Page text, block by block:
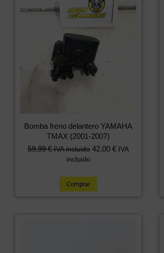
Bomba freno delantero YAMAHA
TMAX (2001-2007)
59,99€ IVA incluido 42,00 € IVA
incluido
Comprar